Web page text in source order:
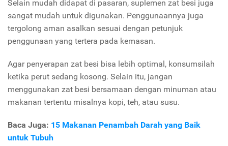
Selain mudah didapat di pasaran, suplemen zat besi juga
sangat mudah untuk digunakan. Penggunaannya juga
tergolong aman asalkan sesuai dengan petunjuk
penggunaan yang tertera pada kemasan.
Agar penyerapan zat besi bisa lebih optimal, konsumsilah
ketika perut sedang kosong. Selain itu, jangan
menggunakan zat besi bersamaan dengan minuman atau
makanan tertentu misalnya kopi, teh, atau susu.
Baca Juga: 15 Makanan Penambah Darah yang Baik
untuk Tubuh